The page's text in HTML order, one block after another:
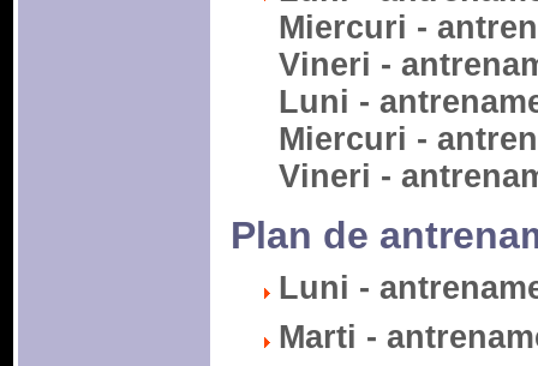
Miercuri -
Vineri -
Luni -
Miercuri -
Vineri -
Plan de
Luni -
Marti -